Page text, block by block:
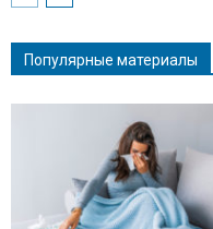
Популярные материалы